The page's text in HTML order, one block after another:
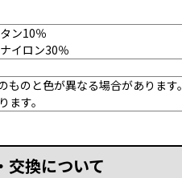
ン10％
イロン30％
のと色が異なる場合があります。
す。
交換について